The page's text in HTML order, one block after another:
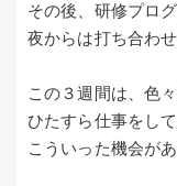
その後、研修プロ
夜からは打ち合わ
この３週間は、色
ひたすら仕事をして
こういった機会が